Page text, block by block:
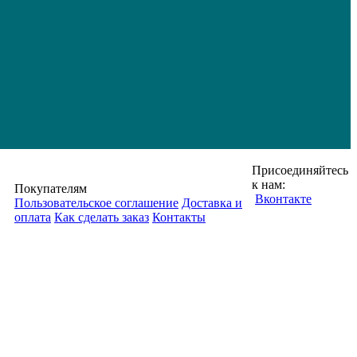
Покупателям
Пользовательское соглашение Доставка и
оплата Как сделать заказ Контакты
Присоединяйтесь
к нам:
Вконтакте